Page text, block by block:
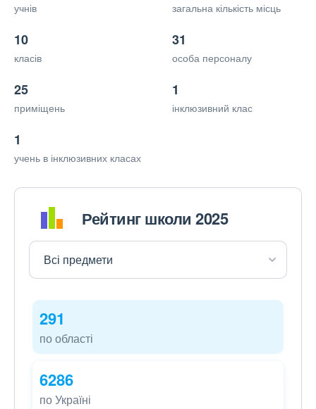
учнів загальна кількість місць
10
класів
31
особа персоналу
25
приміщень
1
інклюзивний клас
1
учень в інклюзивних класах
Рейтинг школи 2025
291
по області
6286
по Україні